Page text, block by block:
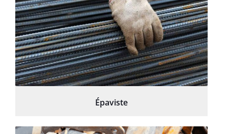
Épaviste